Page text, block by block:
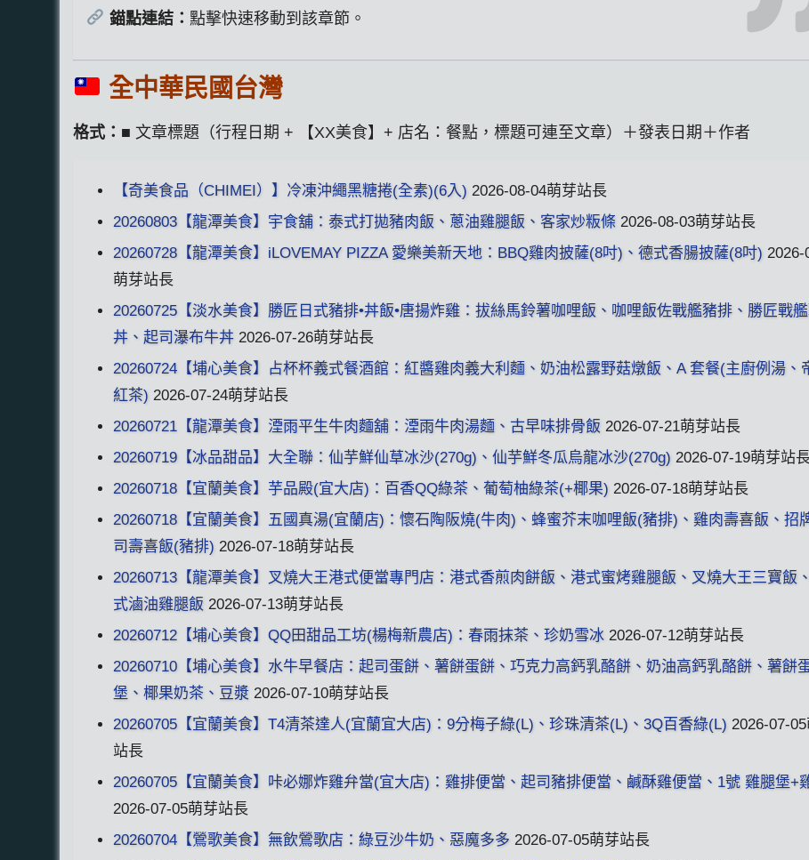
錨點連結： 點擊快速移動到該章節。
全中華民國台灣
格式： ■ 文章標題（行程日期 + 【XX美食】+ 店名：餐點，標題可連至文章）＋發表日期＋作者
【奇美食品（CHIMEI）】冷凍沖繩黑糖捲(全素)(6入) 2026-08-04萌芽站長
20260803【龍潭美食】宇食舖：泰式打拋豬肉飯、蔥油雞腿飯、客家炒粄條 2026-08-03萌芽站長
20260728【龍潭美食】iLOVEMAY PIZZA 愛樂美新天地：BBQ雞肉披薩(8吋)、德式香腸披薩(8吋) 2026-
萌芽站長
20260725【淡水美食】勝匠日式豬排•丼飯•唐揚炸雞：拔絲馬鈴薯咖哩飯、咖哩飯佐戰艦豬排、勝匠戰
丼、起司瀑布牛丼 2026-07-26萌芽站長
20260724【埔心美食】占杯杯義式餐酒館：紅醬雞肉義大利麵、奶油松露野菇燉飯、A 套餐(主廚例湯、
紅茶) 2026-07-24萌芽站長
20260721【龍潭美食】湮雨平生牛肉麵舖：湮雨牛肉湯麵、古早味排骨飯 2026-07-21萌芽站長
20260719【冰品甜品】大全聯：仙芋鮮仙草冰沙(270g)、仙芋鮮冬瓜烏龍冰沙(270g) 2026-07-19萌芽站長
20260718【宜蘭美食】芋品殿(宜大店)：百香QQ綠茶、葡萄柚綠茶(+椰果) 2026-07-18萌芽站長
20260718【宜蘭美食】五國真湯(宜蘭店)：懷石陶阪燒(牛肉)、蜂蜜芥末咖哩飯(豬排)、雞肉壽喜飯、招
司壽喜飯(豬排) 2026-07-18萌芽站長
20260713【龍潭美食】叉燒大王港式便當專門店：港式香煎肉餅飯、港式蜜烤雞腿飯、叉燒大王三寶飯
式滷油雞腿飯 2026-07-13萌芽站長
20260712【埔心美食】QQ田甜品工坊(楊梅新農店)：春雨抹茶、珍奶雪冰 2026-07-12萌芽站長
20260710【埔心美食】水牛早餐店：起司蛋餅、薯餅蛋餅、巧克力高鈣乳酪餅、奶油高鈣乳酪餅、薯餅
堡、椰果奶茶、豆漿 2026-07-10萌芽站長
20260705【宜蘭美食】T4清茶達人(宜蘭宜大店)：9分梅子綠(L)、珍珠清茶(L)、3Q百香綠(L) 2026-07-
站長
20260705【宜蘭美食】咔必娜炸雞弁當(宜大店)：雞排便當、起司豬排便當、鹹酥雞便當、1號 雞腿堡+
2026-07-05萌芽站長
20260704【鶯歌美食】無飲鶯歌店：綠豆沙牛奶、惡魔多多 2026-07-05萌芽站長